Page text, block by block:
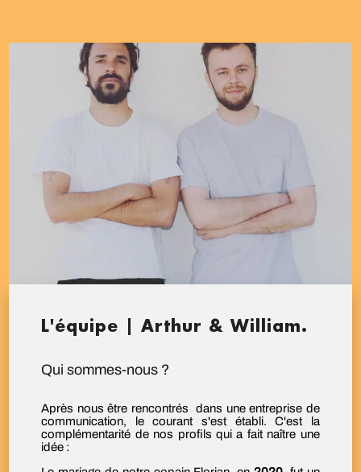
L'équipe | Arthur & William.
Qui sommes-nous ?
Après nous être rencontrés dans une entreprise de
communication, le courant s'est établi. C'est la
complémentarité de nos profils qui a fait naître une
idée :